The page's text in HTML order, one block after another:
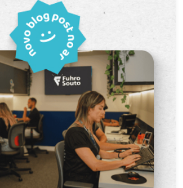
tornando a rotina mais prática. O
com conforto e praticidade,
os ambientes do apartamento.
fica por conta da sacada com
um espaço ideal para
refeições ao ar livre e
com amigos e familiares
Características do
Sala de estar ampla e bem
funcional; Banheiro social e
churrasqueira; Ambientes
ótima iluminação natural.
Situado próximo ao